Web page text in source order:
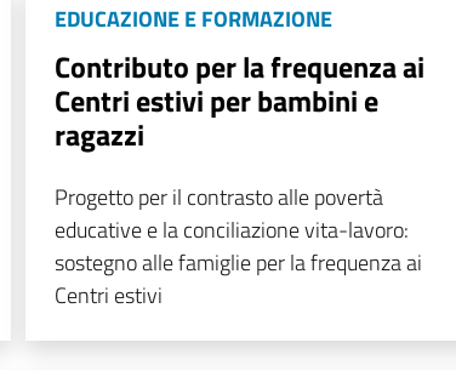
EDUCAZIONE E FORMAZIONE
Contributo per la frequenza ai
Centri estivi per bambini e
ragazzi
Progetto per il contrasto alle povertà
educative e la conciliazione vita-lavoro:
sostegno alle famiglie per la frequenza ai
Centri estivi